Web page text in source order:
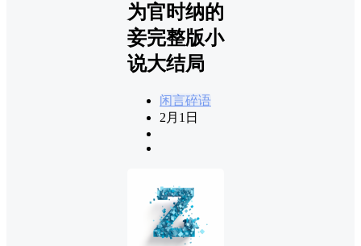
为官时纳的
妾完整版小
说大结局
闲言碎语
2月1日